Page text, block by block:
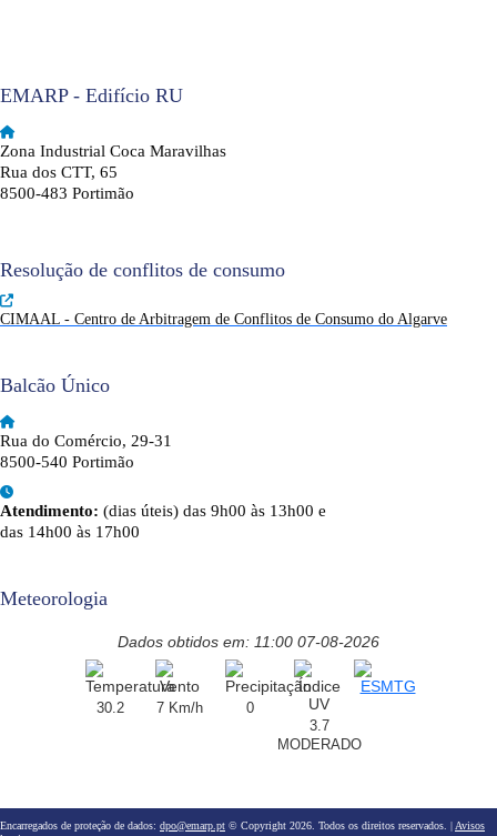
EMARP - Edifício RU
Zona Industrial Coca Maravilhas
Rua dos CTT, 65
8500-483 Portimão
Resolução de conflitos de consumo
CIMAAL - Centro de Arbitragem de Conflitos de Consumo do Algarve
Balcão Único
Rua do Comércio, 29-31
8500-540 Portimão
Atendimento: (dias úteis) das 9h00 às 13h00 e
das 14h00 às 17h00
Meteorologia
Dados obtidos em: 11:00 07-08-2026
30.2 7 Km/h
0
3.7
MODERADO
Encarregados de proteção de dados: dpo@emarp.pt © Copyright 2026. Todos os direitos reservados. | Avisos